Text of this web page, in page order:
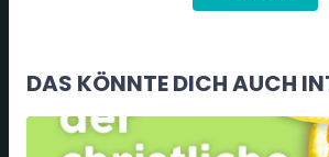
DAS KÖNNTE DICH AUCH